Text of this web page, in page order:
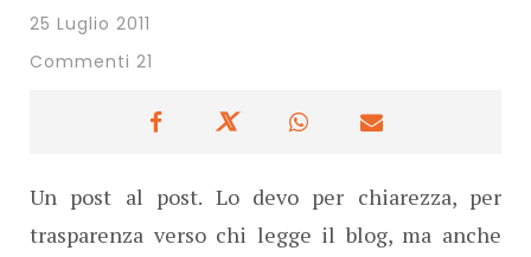
25 Luglio 2011
Commenti 21
Un post al post. Lo devo per chiarezza, per
trasparenza verso chi legge il blog, ma anche